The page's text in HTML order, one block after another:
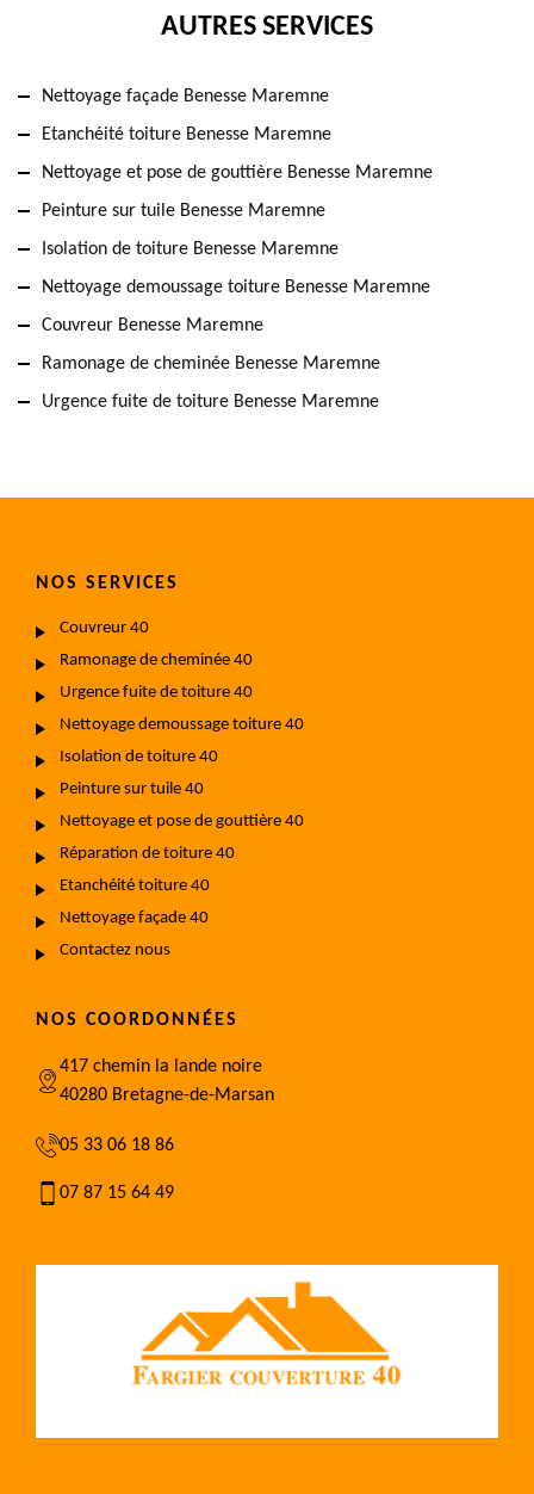
AUTRES SERVICES
Nettoyage façade Benesse Maremne
Etanchéité toiture Benesse Maremne
Nettoyage et pose de gouttière Benesse Maremne
Peinture sur tuile Benesse Maremne
Isolation de toiture Benesse Maremne
Nettoyage demoussage toiture Benesse Maremne
Couvreur Benesse Maremne
Ramonage de cheminée Benesse Maremne
Urgence fuite de toiture Benesse Maremne
NOS SERVICES
Couvreur 40
Ramonage de cheminée 40
Urgence fuite de toiture 40
Nettoyage demoussage toiture 40
Isolation de toiture 40
Peinture sur tuile 40
Nettoyage et pose de gouttière 40
Réparation de toiture 40
Etanchéité toiture 40
Nettoyage façade 40
Contactez nous
NOS COORDONNÉES
417 chemin la lande noire
40280 Bretagne-de-Marsan
05 33 06 18 86
07 87 15 64 49